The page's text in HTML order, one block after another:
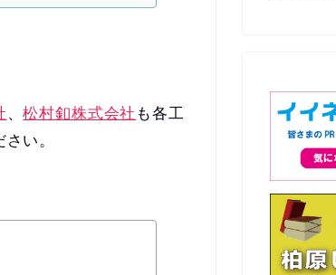
、松村釦株式会社 も各工
い。